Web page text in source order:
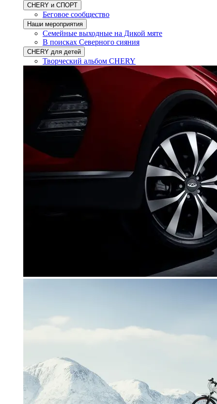
CHERY и СПОРТ
Беговое сообщество
Наши мероприятия
Семейные выходные на Дикой мяте
В поисках Северного сияния
CHERY для детей
Творческий альбом CHERY